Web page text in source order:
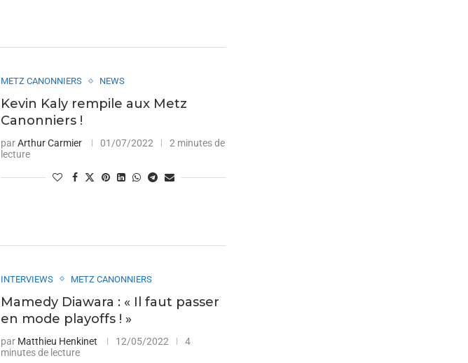
METZ CANONNIERS NEWS
Kevin Kaly rempile aux Metz
Canonniers !
parArthur Carmier 01/07/2022
2 minutes de
lecture
INTERVIEWS METZ CANONNIERS
Mamedy Diawara : « Il faut passer
en mode playoffs ! »
par Matthieu Henkinet 12/05/2022
4
minutes de lecture